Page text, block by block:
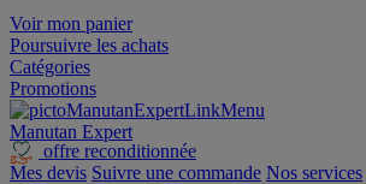
Voir mon panier
Poursuivre les achats
Catégories
Promotions
Manutan Expert
offre reconditionnée
Mes devis Suivre une commande Nos services